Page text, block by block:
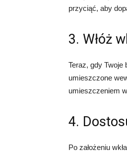
przyciąć, aby
3. Włóż
Teraz, gdy Twoje
umieszczone
umieszczeniem
4.
Po założeniu